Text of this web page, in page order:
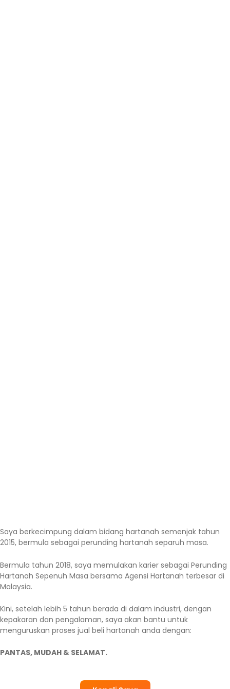
Saya berkecimpung dalam bidang hartanah semenjak tahun
2015, bermula sebagai perunding hartanah separuh masa.
Bermula tahun 2018, saya memulakan karier sebagai Perunding
Hartanah Sepenuh Masa bersama Agensi Hartanah terbesar di
Malaysia.
Kini, setelah lebih 5 tahun berada di dalam industri, dengan
kepakaran dan pengalaman, saya akan bantu untuk
menguruskan proses jual beli hartanah anda dengan:
PANTAS, MUDAH & SELAMAT.